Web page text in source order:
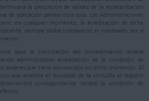
la presunción de validez de la representación
de aplicación prevea otra cosa. Las Administraciones
en cualquier momento, la acreditación de dicha
siempre podrá comparecer el interesado por sí
para la tramitación del procedimiento deberá
administrativo acreditación de la condición de
poderes que tiene reconocidos en dicho momento. El
que acredite el resultado de la consulta al registro
correspondiente tendrá la condición de